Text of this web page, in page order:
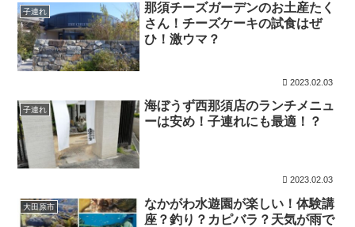
子連れ
那須チーズガーデンのお土産たく
さん！チーズケーキの試食はぜ
ひ！激ウマ？
2023.02.03
子連れ
海ぼうず西那須店のランチメニュ
ーは安め！子連れにも最適！？
2023.02.03
大田原市
なかがわ水遊園が楽しい！体験講
座？釣り？カピバラ？天気が雨で